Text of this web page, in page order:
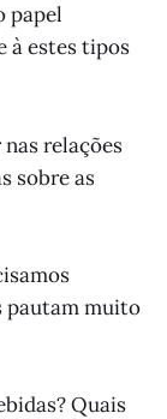
papel
à estes tipos
relações
sobre as
pautam muito
Quais